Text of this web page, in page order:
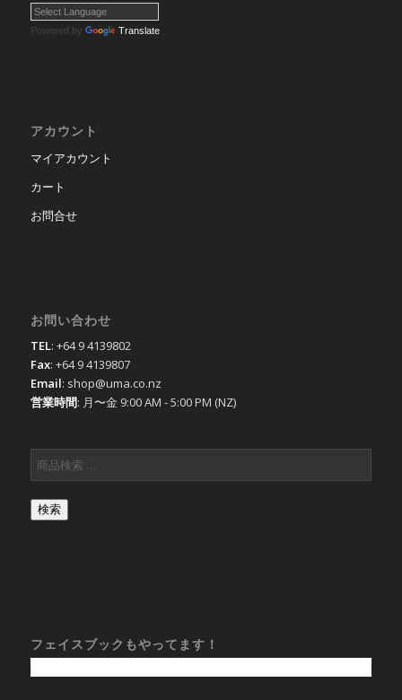
Powered by Translate
アカウント
マイアカウント
カート
お問合せ
お問い合わせ
TEL: +64 9 4139802
Fax: +64 9 4139807
Email: shop@uma.co.nz
営業時間: 月〜金 9:00 AM - 5:00 PM (NZ)
検索
フェイスブックもやってます！